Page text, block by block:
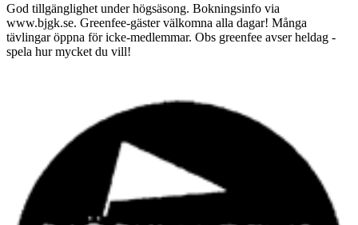
God tillgänglighet under högsäsong. Bokningsinfo via
www.bjgk.se. Greenfee-gäster välkomna alla dagar! Många
tävlingar öppna för icke-medlemmar. Obs greenfee avser heldag -
spela hur mycket du vill!